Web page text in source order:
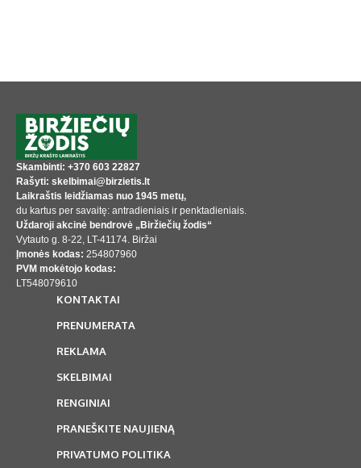
Skambinti: +370 603 22827
Rašyti: skelbimai@birzietis.lt
Laikraštis leidžiamas nuo 1945 metų,
du kartus per savaitę: antradieniais ir penktadieniais.
Uždaroji akcinė bendrovė „Biržiečių žodis“
Vytauto g. 8-22, LT-41174. Biržai
Įmonės kodas: 254807960
PVM mokėtojo kodas:
LT548079610
KONTAKTAI
PRENUMERATA
REKLAMA
SKELBIMAI
RENGINIAI
PRANEŠKITE NAUJIENĄ
PRIVATUMO POLITIKA